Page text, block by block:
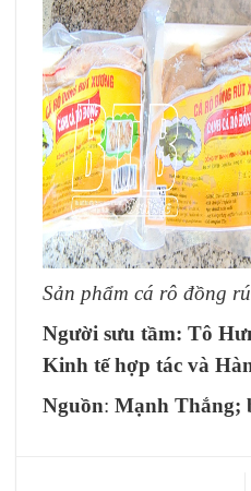
Sản phẩm cá rô đồng
Người sưu tầm: Tô
Kinh tế hợp tác và
Nguồn: Mạnh Thắng;